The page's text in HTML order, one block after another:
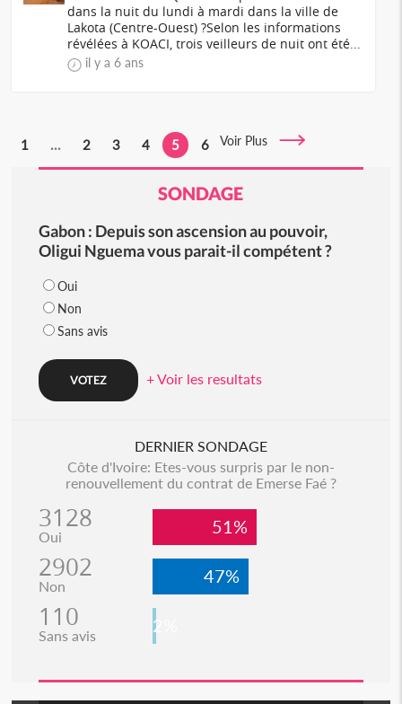
dans la nuit du lundi à mardi dans la ville de
Lakota (Centre-Ouest) ?Selon les informations
révélées à KOACI, trois veilleurs de nuit ont été...
il y a 6 ans
1 ... 2 3 4 5 6 Voir Plus
SONDAGE
Gabon : Depuis son ascension au pouvoir,
Oligui Nguema vous parait-il compétent ?
Oui
Non
Sans avis
+ Voir les resultats
DERNIER SONDAGE
Côte d'Ivoire: Etes-vous surpris par le non-
renouvellement du contrat de Emerse Faé ?
3128
Oui 51%
2902
Non 47%
110
Sans avis 2%